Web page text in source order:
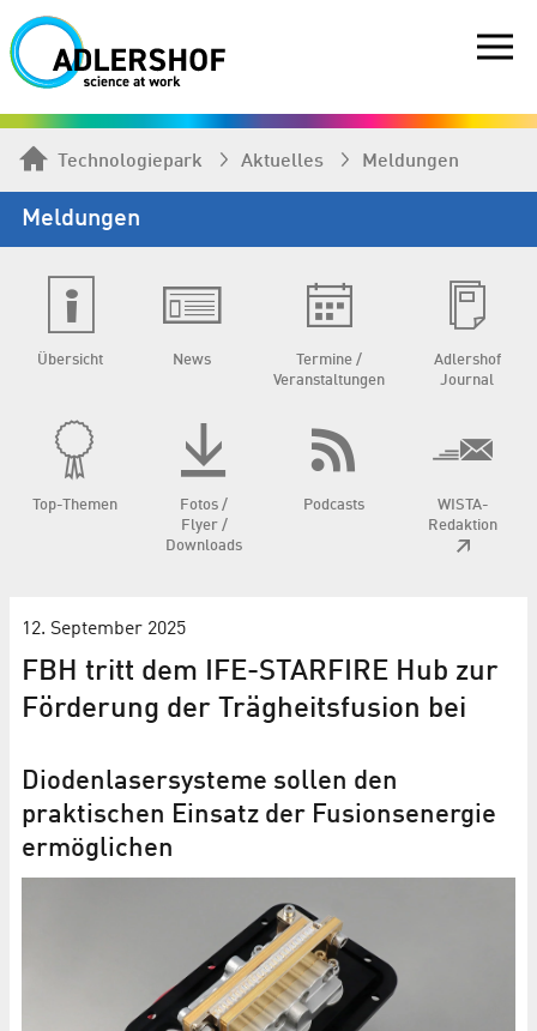
Technologiepark Aktuelles Meldungen
Meldungen
Übersicht News
Termine /
Veranstaltungen
Adlershof
Journal
Top-Themen
Fotos /
Flyer /
Downloads
Podcasts
WISTA-
Redaktion
12. September 2025
FBH tritt dem IFE-STARFIRE Hub zur
Förderung der Trägheitsfusion bei
Diodenlaser­systeme sollen den
praktischen Einsatz der Fusionsenergie
ermöglichen